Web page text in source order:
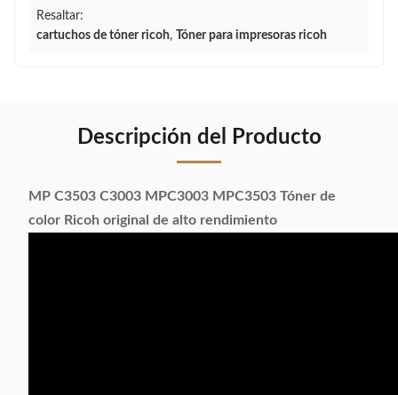
Resaltar:
cartuchos de tóner ricoh, Tóner para impresoras ricoh
Descripción del Producto
MP C3503 C3003 MPC3003 MPC3503 Tóner de
color Ricoh original de alto rendimiento